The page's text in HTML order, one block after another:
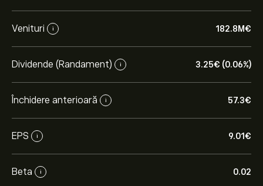
Venituri i 182.8M‎€‎
Dividende (Randament) i 3.25‎€‎ (0.06%)
Închidere anterioară i 57.3‎€‎
EPS i 9.01‎€‎
Beta i 0.02